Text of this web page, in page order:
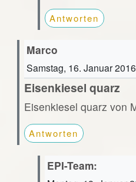
Antworten
Marco
Samstag, 16. Januar
Eisenkiesel quarz
Eisenkiesel quarz von
Antworten
EPI-Team: